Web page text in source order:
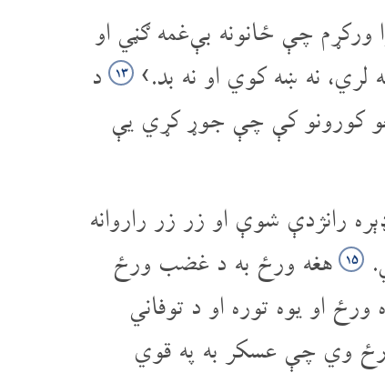
ورکړم چې ځانونه بې‌غمه ګڼي او
نه ښه کوي او نه بد.›
۱۳
د
کورونو کې چې جوړ کړي یې
رانژدې شوې او زر زر راروانه
۱۵
هغه ورځ به د غضب ورځ
او یوه توره او د توفاني
وي چې عسکر به په قوي